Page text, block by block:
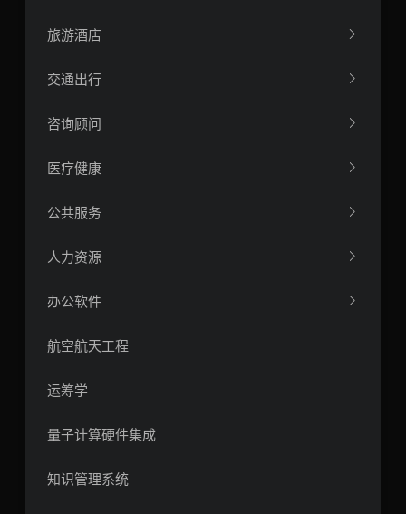
旅游酒店
交通出行
咨询顾问
医疗健康
公共服务
人力资源
办公软件
航空航天工程
运筹学
量子计算硬件集成
知识管理系统